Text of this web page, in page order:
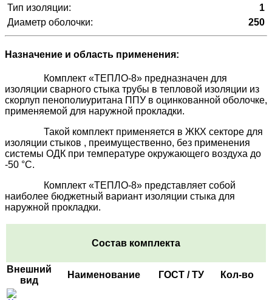
Тип изоляции:
1
Диаметр оболочки:
250
Назначение и область применения:
Комплект «ТЕПЛО-8» предназначен для
изоляции сварного стыка трубы в тепловой изоляции из
скорлуп пенополиуритана ППУ в оцинкованной оболочке,
применяемой для наружной прокладки.
Такой комплект применяется в ЖКХ секторе для
изоляции стыков , преимущественно, без применения
системы ОДК при температуре окружающего воздуха до
-50 °C.
Комплект «ТЕПЛО-8» представляет собой
наиболее бюджетный вариант изоляции стыка для
наружной прокладки.
Состав комплекта
Внешний
вид
Наименование ГОСТ / ТУ Кол-во